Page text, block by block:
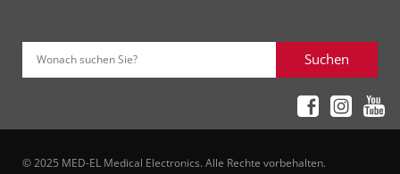
Wonach suchen Sie? Suchen
© 2025 MED-EL Medical Electronics. Alle Rechte vorbehalten.